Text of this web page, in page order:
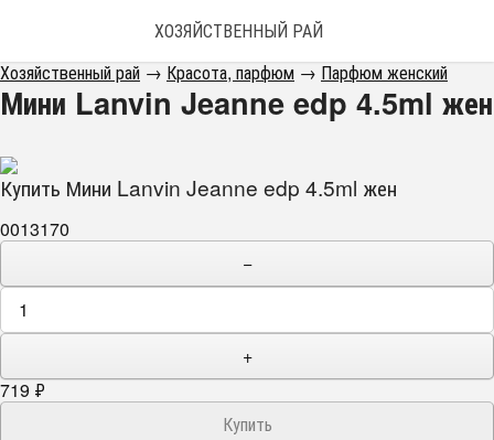
ХОЗЯЙСТВЕННЫЙ РАЙ
Хозяйственный рай → Красота, парфюм → Парфюм женский
Мини Lanvin Jeanne edp 4.5ml жен
Купить Мини Lanvin Jeanne edp 4.5ml жен
0013170
−
+
719 ₽